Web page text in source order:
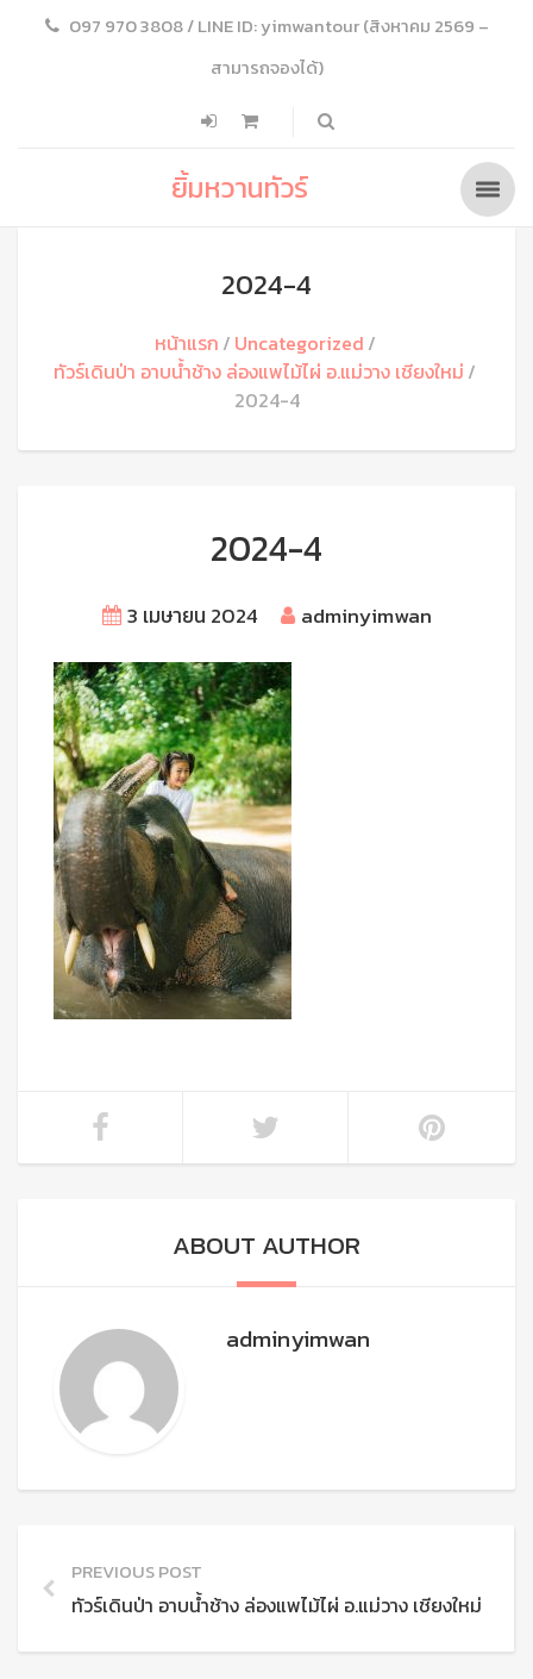
097 970 3808 / LINE ID: yimwantour (สิงหาคม 2569 –
สามารถจองได้)
ยิ้มหวานทัวร์
2024-4
หน้าแรก
Uncategorized
ทัวร์เดินป่า อาบน้ำช้าง ล่องแพไม้ไผ่ อ.แม่วาง เชียงใหม่
2024-4
2024-4
3 เมษายน 2024 adminyimwan
ABOUT AUTHOR
adminyimwan
PREVIOUS POST
ทัวร์เดินป่า อาบน้ำช้าง ล่องแพไม้ไผ่ อ.แม่วาง เชียงใหม่